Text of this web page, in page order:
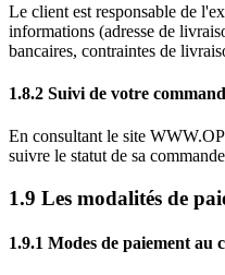
Le client est responsable de
informations (adresse de
bancaires, contraintes de
1.8.2 Suivi de votre
En consultant le site
suivre le statut de sa
1.9 Les modalités de
1.9.1 Modes de paiement au